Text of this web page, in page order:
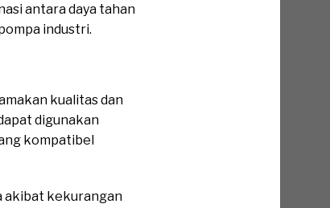
antara daya tahan
industri.
kualitas dan
digunakan
kompatibel
akibat kekurangan